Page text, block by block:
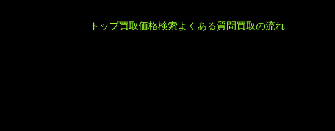
トップ買取価格検索よくある質問買取の流れ